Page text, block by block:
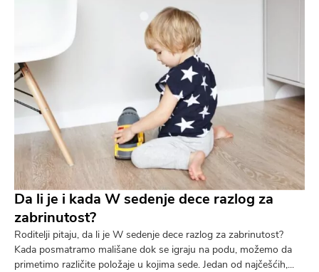
Da li je i kada W sedenje dece razlog za
zabrinutost?
Roditelji pitaju, da li je W sedenje dece razlog za zabrinutost?
Kada posmatramo mališane dok se igraju na podu, možemo da
primetimo različite položaje u kojima sede. Jedan od najčešćih,...